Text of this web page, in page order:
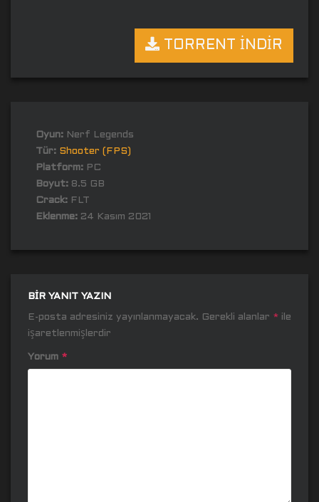
TORRENT İNDİR
Oyun: Nerf Legends
Tür: Shooter (FPS)
Platform: PC
Boyut: 8.5 GB
Crack: FLT
Eklenme: 24 Kasım 2021
BIR YANIT YAZIN
E-posta adresiniz yayınlanmayacak. Gerekli alanlar * ile
işaretlenmişlerdir
Yorum *